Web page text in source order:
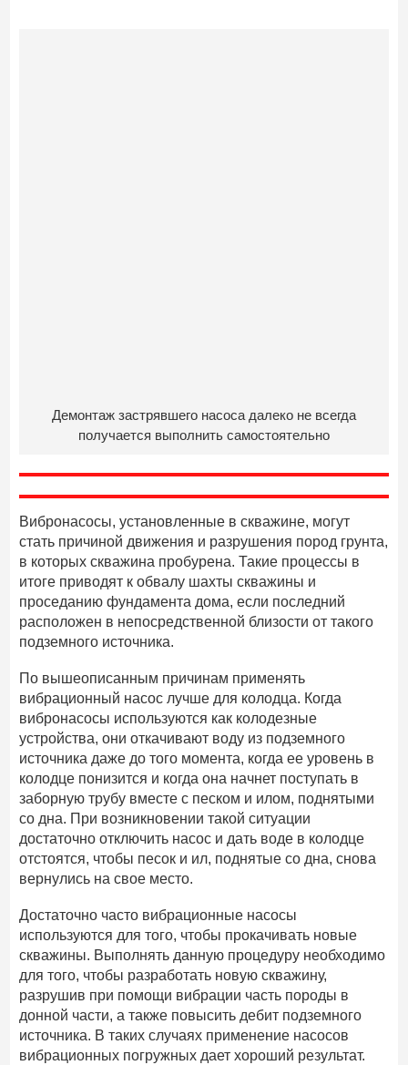
Демонтаж застрявшего насоса далеко не всегда
получается выполнить самостоятельно
Вибронасосы, установленные в скважине, могут
стать причиной движения и разрушения пород грунта,
в которых скважина пробурена. Такие процессы в
итоге приводят к обвалу шахты скважины и
проседанию фундамента дома, если последний
расположен в непосредственной близости от такого
подземного источника.
По вышеописанным причинам применять
вибрационный насос лучше для колодца. Когда
вибронасосы используются как колодезные
устройства, они откачивают воду из подземного
источника даже до того момента, когда ее уровень в
колодце понизится и когда она начнет поступать в
заборную трубу вместе с песком и илом, поднятыми
со дна. При возникновении такой ситуации
достаточно отключить насос и дать воде в колодце
отстоятся, чтобы песок и ил, поднятые со дна, снова
вернулись на свое место.
Достаточно часто вибрационные насосы
используются для того, чтобы прокачивать новые
скважины. Выполнять данную процедуру необходимо
для того, чтобы разработать новую скважину,
разрушив при помощи вибрации часть породы в
донной части, а также повысить дебит подземного
источника. В таких случаях применение насосов
вибрационных погружных дает хороший результат.